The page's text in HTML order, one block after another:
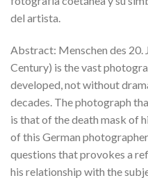
del artista.
Abstract: Menschen des 20.
Century) is the vast
developed, not without
decades. The photograph
is that of the death mask of
of this German
questions that provokes a
his relationship with the